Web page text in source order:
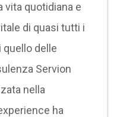
vita quotidiana e
di quasi tutti i
delle
Servion
nella
ha